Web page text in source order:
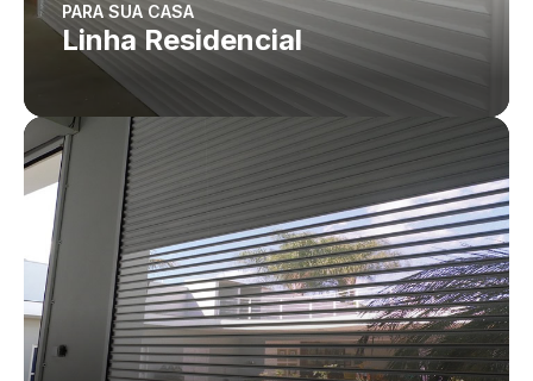
PARA SUA CASA
Linha Residencial